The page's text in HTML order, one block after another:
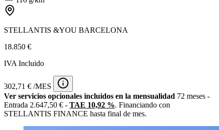
STELLANTIS &YOU BARCELONA
18.850 €
IVA Incluido
302,71 € /MES
Ver servicios opcionales incluidos en la mensualidad 72 meses -
Entrada 2.647,50 € - TAE 10,92 %. Financiando con
STELLANTIS FINANCE hasta final de mes.